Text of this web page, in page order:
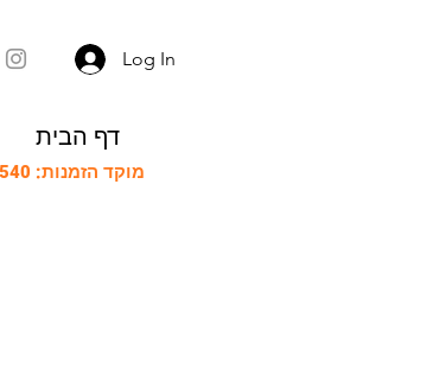
Log In
מוקד הזמנות: 0505-329540
דף הבית